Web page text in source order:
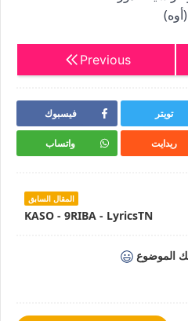
(أوه)
Previous
فيسبوك تويتر
واتساب ريدايت
المقال السابق
KASO - 9RIBA - LyricsTN